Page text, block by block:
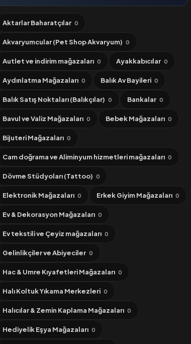
Aktarlar Baharatçılar 0
Akvaryumcular (Pet Shop Akvaryum) 0
Autlet ve indirim mağazaları 0 Ayakkabıcılar 0
Aydınlatma Mağazaları 0 Balık Av Bayileri 0
Balık Satış Noktaları (Balıkçılar) 0 Bankalar 0
Bavul ve Valiz Mağazaları 0 Bebek Mağazaları 0
Bijuteri Mağazaları 0
Cam doğrama ve Aliminyum hizmetleri mağazaları 0
Dövme Stüdyoları (Tattoo) 0
Elektronik Mağazaları 0 Erkek Giyim Mağazaları 0
Ev & Dekorasyon Mağazaları 0
Ev tekstili ve Çeyiz mağazaları 0
Gelinlikçiler ve Abiyeciler 0
Hac & Umre Kıyafetleri Mağazaları 0
Halı Koltuk Yıkama Merkezleri 0
Halıcılar & Zemin Kaplama Mağazaları 0
Hediyelik Eşya Mağazaları 0